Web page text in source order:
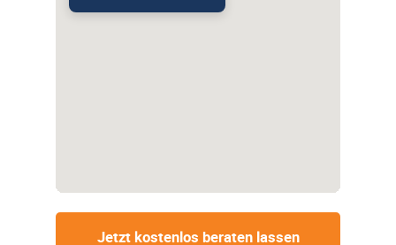
Jetzt kostenlos beraten lassen